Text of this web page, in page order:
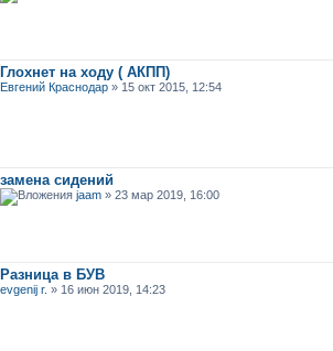
Глохнет на ходу ( АКПП)
Евгений Краснодар » 15 окт 2015, 12:54
замена сидений
jaam » 23 мар 2019, 16:00
Разница в БУВ
evgenij r. » 16 июн 2019, 14:23